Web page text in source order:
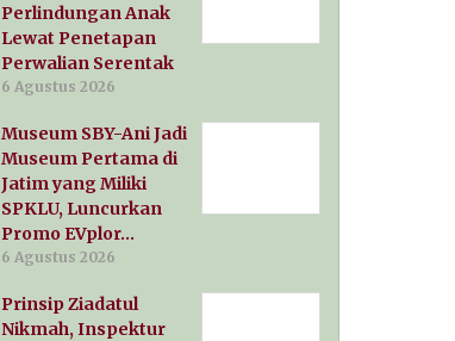
Perlindungan Anak
Lewat Penetapan
Perwalian Serentak
6 Agustus 2026
Museum SBY-Ani Jadi
Museum Pertama di
Jatim yang Miliki
SPKLU, Luncurkan
Promo EVplor…
6 Agustus 2026
Prinsip Ziadatul
Nikmah, Inspektur